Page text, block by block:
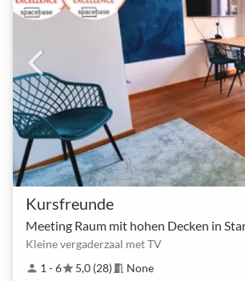
Kursfreunde
Kleine vergaderzaal met TV
person 1 - 6star5,0 (28) meeting_room None